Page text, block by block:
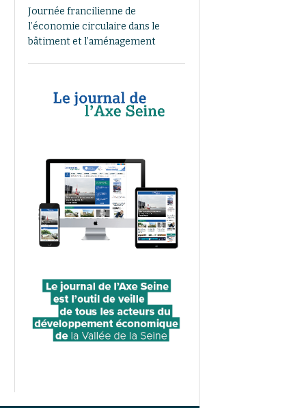
Journée francilienne de
l’économie circulaire dans le
bâtiment et l’aménagement